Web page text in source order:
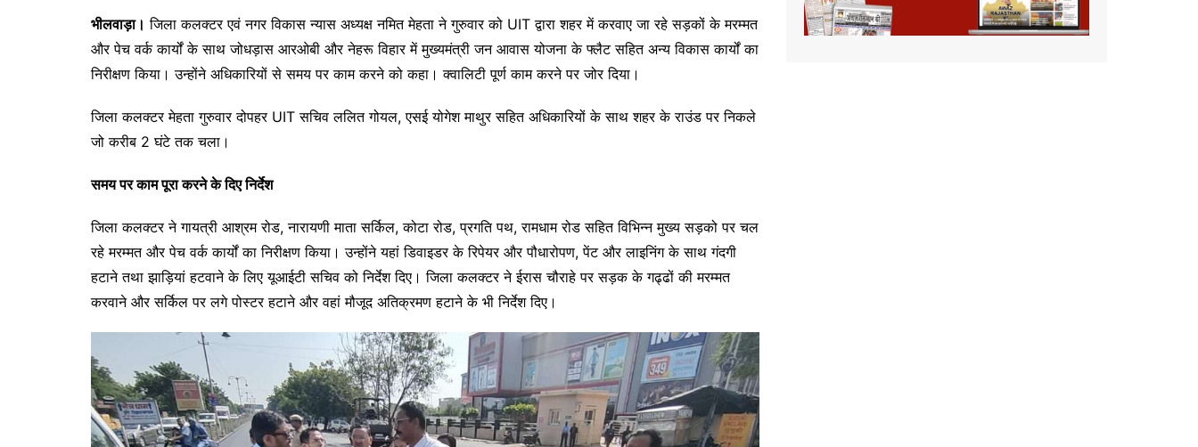
भीलवाड़ा। जिला कलक्टर एवं नगर विकास न्यास अध्यक्ष नमित मेहता ने गुरुवार को UIT द्वारा शहर में करवाए जा रहे सड़कों के मरम्मत
और पेच वर्क कार्यों के साथ जोधड़ास आरओबी और नेहरू विहार में मुख्यमंत्री जन आवास योजना के फ्लैट सहित अन्य विकास कार्यों का
निरीक्षण किया। उन्होंने अधिकारियों से समय पर काम करने को कहा। क्वालिटी पूर्ण काम करने पर जोर दिया।
जिला कलक्टर मेहता गुरुवार दोपहर UIT सचिव ललित गोयल, एसई योगेश माथुर सहित अधिकारियों के साथ शहर के राउंड पर निकले
जो करीब 2 घंटे तक चला।
समय पर काम पूरा करने के दिए निर्देश
जिला कलक्टर ने गायत्री आश्रम रोड, नारायणी माता सर्किल, कोटा रोड, प्रगति पथ, रामधाम रोड सहित विभिन्न मुख्य सड़को पर चल
रहे मरम्मत और पेच वर्क कार्यों का निरीक्षण किया। उन्होंने यहां डिवाइडर के रिपेयर और पौधारोपण, पेंट और लाइनिंग के साथ गंदगी
हटाने तथा झाड़ियां हटवाने के लिए यूआईटी सचिव को निर्देश दिए। जिला कलक्टर ने ईरास चौराहे पर सड़क के गढ्ढों की मरम्मत
करवाने और सर्किल पर लगे पोस्टर हटाने और वहां मौजूद अतिक्रमण हटाने के भी निर्देश दिए।